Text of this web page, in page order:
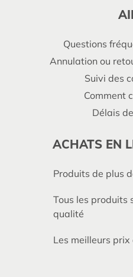
Questions
Annulation ou
Suivi des
Comment
Délais
ACHATS EN
Produits de plus
Tous les produits
qualité
Les meilleurs prix